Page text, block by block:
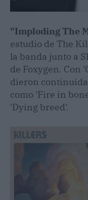
"Imploding The
estudio de The
la banda junto a
de Foxygen. Con
dieron
como 'Fire in
'Dying breed'.